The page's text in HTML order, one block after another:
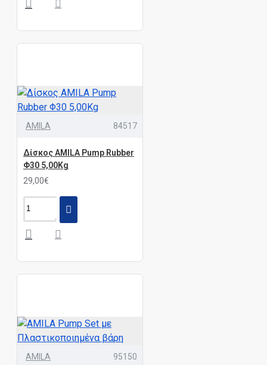
AMILA 84517
Δίσκος AMILA Pump Rubber
Φ30 5,00Kg
29,00€
AMILA 95150